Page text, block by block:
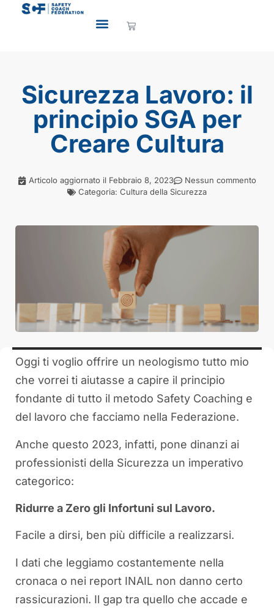
Sicurezza Lavoro: il
principio SGA per
Creare Cultura
Articolo aggiornato il Febbraio 8, 2023
Nessun commento
Categoria: Cultura della Sicurezza
Oggi ti voglio offrire un neologismo tutto mio
che vorrei ti aiutasse a capire il principio
fondante di tutto il metodo Safety Coaching e
del lavoro che facciamo nella Federazione.
Anche questo 2023, infatti, pone dinanzi ai
professionisti della Sicurezza un imperativo
categorico:
Ridurre a Zero gli Infortuni sul Lavoro.
Facile a dirsi, ben più difficile a realizzarsi.
I dati che leggiamo costantemente nella
cronaca o nei report INAIL non danno certo
rassicurazioni. Il gap tra quello che accade e